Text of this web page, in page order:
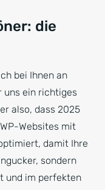
die
bei Ihnen an
uns ein richtiges
also, dass 2025
Websites mit
damit Ihre
sondern
und im perfekten